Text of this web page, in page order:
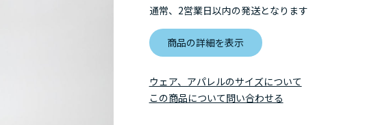
通常、2営業日以内の発送となります
商品の詳細を表示
ウェア、アパレルのサイズについて
この商品について問い合わせる